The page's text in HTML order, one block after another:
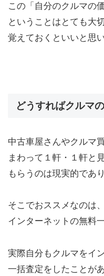
この「自分のクルマの
ということはとても大
覚えておくといいと思
どうすればクルマ
中古車屋さんやクルマ
まわって１軒・１軒と
もらうのは現実的であ
そこでおススメなのは、
インターネットの無料
実際自分もクルマをイ
一括査定をしたことが